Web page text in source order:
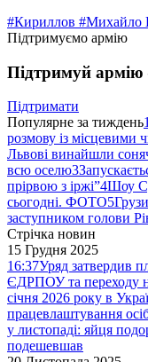
#Кириллов #Михайло
Підтримуємо армію
Підтримуй
Підтримати
Популярне за тиждень1
розмову із
Львові винайшли
всю оселю3
прірвою з іржі”4Шоу
сьогодні. ФОТО5
заступником голови
Стрічка новин
15 Грудня 2025
16:37Уряд затвердив
ЄДРПОУ та переходу
січня 2026 року в
працевлаштування
у листопаді: яйця
подешевшав